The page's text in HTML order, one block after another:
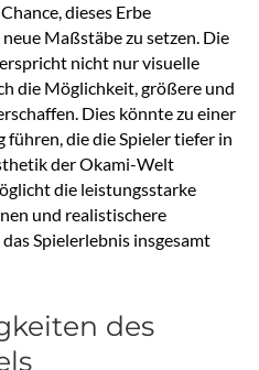
dieses Erbe
Maßstäbe zu setzen. Die
nicht nur visuelle
die Möglichkeit, größere und
Dies könnte zu einer
die die Spieler tiefer in
der Okami-Welt
die leistungsstarke
und realistischere
Spielerlebnis insgesamt
des